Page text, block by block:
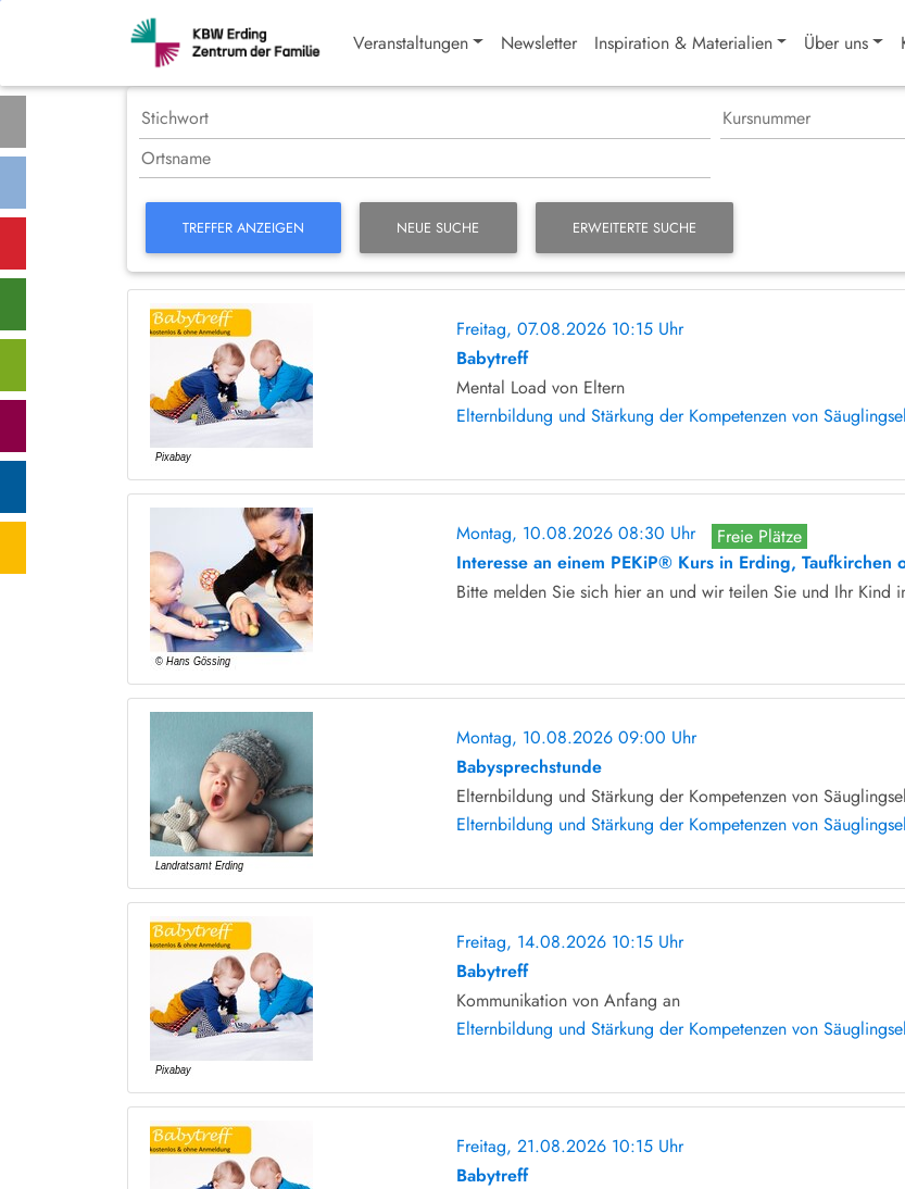
Veranstaltungen Newsletter Inspiration & Materialien Über uns
TREFFER ANZEIGEN NEUE SUCHE ERWEITERTE SUCHE
Freitag, 07.08.2026 10:15 Uhr
Babytreff
Mental Load von Eltern
Elternbildung und Stärkung der Kompetenzen von
Montag, 10.08.2026 08:30 Uhr Freie Plätze
Interesse an einem PEKiP® Kurs in Erding, Taufkirchen
Bitte melden Sie sich hier an und wir teilen Sie und Ihr Kind
Montag, 10.08.2026 09:00 Uhr
Babysprechstunde
Elternbildung und Stärkung der Kompetenzen von
Elternbildung und Stärkung der Kompetenzen von
Freitag, 14.08.2026 10:15 Uhr
Babytreff
Kommunikation von Anfang an
Elternbildung und Stärkung der Kompetenzen von
Freitag, 21.08.2026 10:15 Uhr
Babytreff